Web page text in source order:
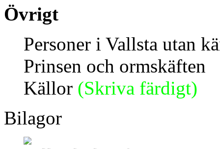
Övrigt
Personer i Vallsta utan
Prinsen och ormskäften
Källor (Skriva färdigt)
Bilagor